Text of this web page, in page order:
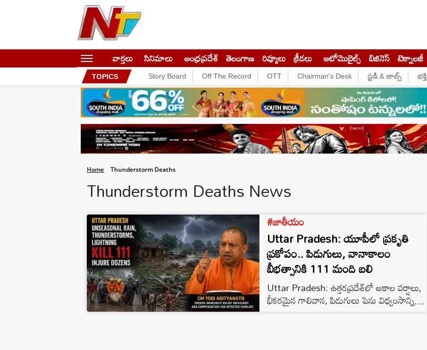
వార్తలు సినిమాలు ఆంధ్రప్రదేశ్ తెలంగాణ రివ్యూలు క్రీడలు ఆటోమొబైల్స్ బిజినెస్‌ టెక్నాలజీ
TOPICS Story Board Off The Record OTT Chairman's Desk స్టడీ & జాబ్స్ భక్తి
Home Thunderstorm Deaths
Thunderstorm Deaths News
#జాతీయం
Uttar Pradesh: యూపీలో ప్రకృతి
ప్రకోపం.. పిడుగులు, వానాకాలం
బీభత్సానికి 111 మంది బలి
Uttar Pradesh: ఉత్తరప్రదేశ్‌లో అకాల వర్షాలు,
భీకరమైన గాలివాన, పిడుగులు పెను విధ్వంసాన్ని